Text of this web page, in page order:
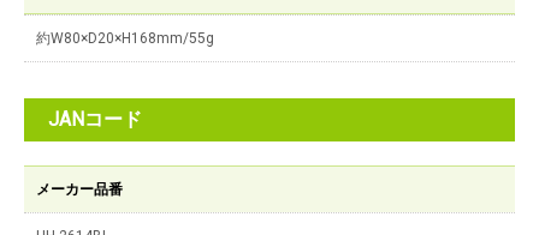
約W80×D20×H168mm/55g
JANコード
メーカー品番